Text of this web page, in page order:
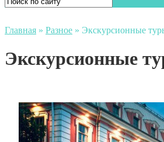
Главная » Разное » Экскурсионные
Экскурсионные